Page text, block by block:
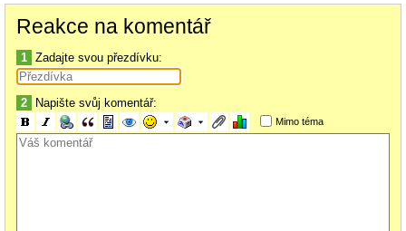
Reakce na komentář
1 Zadajte svou přezdívku:
2 Napište svůj komentář:
Mimo téma